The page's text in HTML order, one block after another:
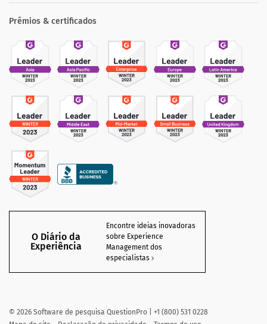
Prêmios & certificados
O Diário da
Experiência
Encontre ideias inovadoras
sobre Experience
Management dos
especialistas
© 2026 Software de pesquisa QuestionPro | +1 (800) 531 0228